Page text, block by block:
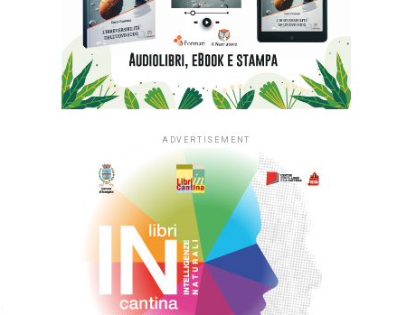
ADVERTISEMENT